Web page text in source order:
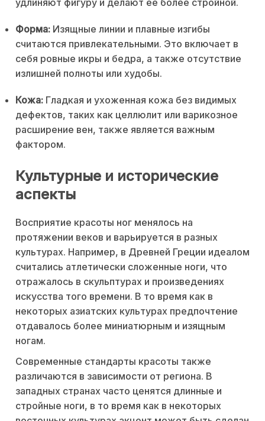
удлиняют фигуру и делают ее более стройной.
Форма: Изящные линии и плавные изгибы
считаются привлекательными. Это включает в
себя ровные икры и бедра, а также отсутствие
излишней полноты или худобы.
Кожа: Гладкая и ухоженная кожа без видимых
дефектов, таких как целлюлит или варикозное
расширение вен, также является важным
фактором.
Культурные и исторические
аспекты
Восприятие красоты ног менялось на
протяжении веков и варьируется в разных
культурах. Например, в Древней Греции идеалом
считались атлетически сложенные ноги, что
отражалось в скульптурах и произведениях
искусства того времени. В то время как в
некоторых азиатских культурах предпочтение
отдавалось более миниатюрным и изящным
ногам.
Современные стандарты красоты также
различаются в зависимости от региона. В
западных странах часто ценятся длинные и
стройные ноги, в то время как в некоторых